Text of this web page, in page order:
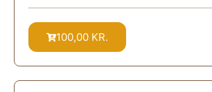
100,00 KR.